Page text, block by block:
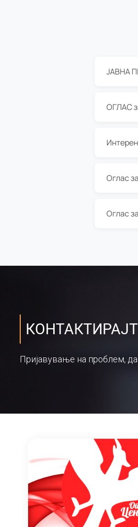
Оглас
Пријавување на проблем,